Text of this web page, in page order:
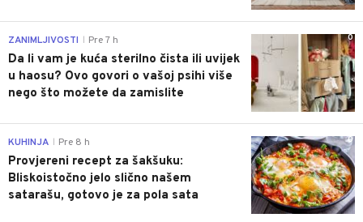
0
ZANIMLJIVOSTI Pre 7 h
Da li vam je kuća sterilno čista ili uvijek
u haosu? Ovo govori o vašoj psihi više
nego što možete da zamislite
0
KUHINJA Pre 8 h
Provjereni recept za šakšuku:
Bliskoistočno jelo slično našem
satarašu, gotovo je za pola sata